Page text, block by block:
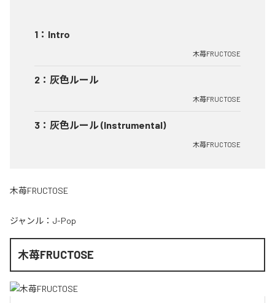
1 ： Intro
木苺FRUCTOSE
2 ： 灰色ルール
木苺FRUCTOSE
3 ： 灰色ルール (Instrumental)
木苺FRUCTOSE
木苺FRUCTOSE
ジャンル： J-Pop
木苺FRUCTOSE